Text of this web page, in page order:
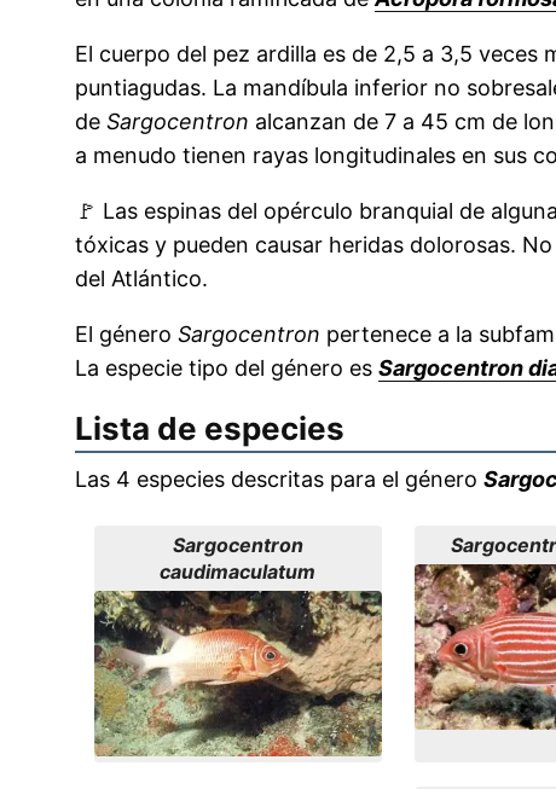
El cuerpo del pez ardilla es de 2,5 a 3,5 veces
puntiagudas. La mandíbula inferior no
de Sargocentron alcanzan de 7 a 45 cm de
a menudo tienen rayas longitudinales en sus
🚩 Las espinas del opérculo branquial de
tóxicas y pueden causar heridas dolorosas.
del Atlántico.
El género Sargocentron pertenece a la
La especie tipo del género es Sargocentron
Lista de especies
Las 4 especies descritas para el género
Sargocentron
caudimaculatum